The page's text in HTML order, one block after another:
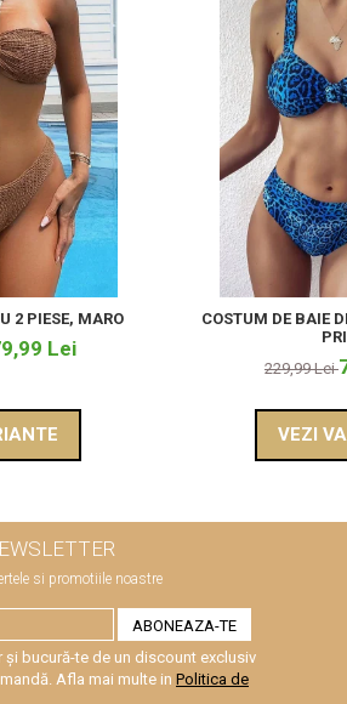
2 PIESE, MARO
Lei
COSTUM DE BAIE
229,99 Lei
VEZI
si promotiile noastre
și bucură-te de un discount exclusiv
Afla mai multe in Politica de